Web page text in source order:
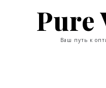
Pure
Ваш путь к